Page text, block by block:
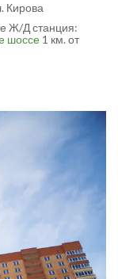
Кирова
Ж/Д станция:
шоссе 1 км. от